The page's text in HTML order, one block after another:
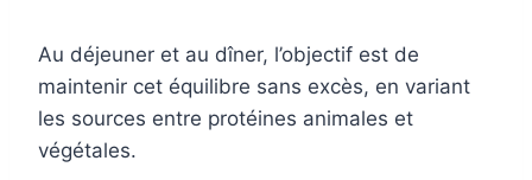
Au déjeuner et au dîner, l’objectif est de
maintenir cet équilibre sans excès, en variant
les sources entre protéines animales et
végétales.